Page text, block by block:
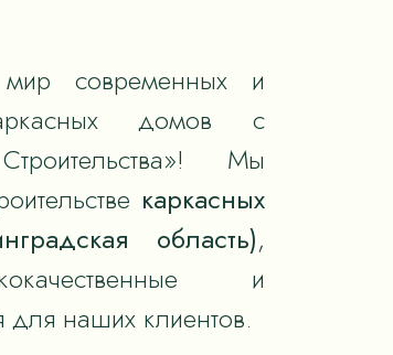
современных и
домов с
Мы
каркасных
область),
и
наших клиентов.